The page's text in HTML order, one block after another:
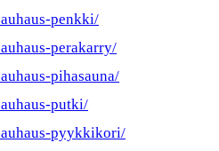
penkki/
perakarry/
pihasauna/
putki/
pyykkikori/